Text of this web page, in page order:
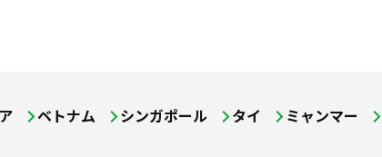
ベトナム シンガポール タイ ミャンマー